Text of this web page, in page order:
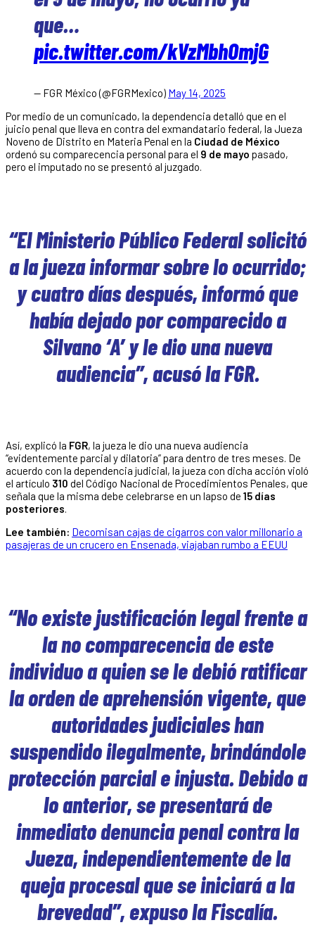
que…
pic.twitter.com/kVzMbhOmjG
— FGR México (@FGRMexico) May 14, 2025
Por medio de un comunicado, la dependencia detalló que en el
juicio penal que lleva en contra del exmandatario federal, la Jueza
Noveno de Distrito en Materia Penal en la Ciudad de México
ordenó su comparecencia personal para el 9 de mayo pasado,
pero el imputado no se presentó al juzgado.
“El Ministerio Público Federal solicitó
a la jueza informar sobre lo ocurrido;
y cuatro días después, informó que
había dejado por comparecido a
Silvano ‘A’ y le dio una nueva
audiencia”, acusó la FGR.
Así, explicó la FGR, la jueza le dio una nueva audiencia
“evidentemente parcial y dilatoria” para dentro de tres meses. De
acuerdo con la dependencia judicial, la jueza con dicha acción violó
el artículo 310 del Código Nacional de Procedimientos Penales, que
señala que la misma debe celebrarse en un lapso de 15 días
posteriores.
Lee también: Decomisan cajas de cigarros con valor millonario a
pasajeras de un crucero en Ensenada, viajaban rumbo a EEUU
“No existe justificación legal frente a
la no comparecencia de este
individuo a quien se le debió ratificar
la orden de aprehensión vigente, que
autoridades judiciales han
suspendido ilegalmente, brindándole
protección parcial e injusta. Debido a
lo anterior, se presentará de
inmediato denuncia penal contra la
Jueza, independientemente de la
queja procesal que se iniciará a la
brevedad”, expuso la Fiscalía.